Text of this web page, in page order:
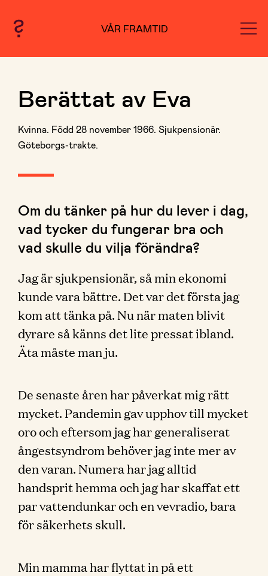
VÅR FRAMTID
Berättat av Eva
Kvinna. Född 28 november 1966. Sjukpensionär.
Göteborgs-trakte.
Om du tänker på hur du lever i dag,
vad tycker du fungerar bra och
vad skulle du vilja förändra?
Jag är sjukpensionär, så min ekonomi
kunde vara bättre. Det var det första jag
kom att tänka på. Nu när maten blivit
dyrare så känns det lite pressat ibland.
Äta måste man ju.
De senaste åren har påverkat mig rätt
mycket. Pandemin gav upphov till mycket
oro och eftersom jag har generaliserat
ångestsyndrom behöver jag inte mer av
den varan. Numera har jag alltid
handsprit hemma och jag har skaffat ett
par vattendunkar och en vevradio, bara
för säkerhets skull.
Min mamma har flyttat in på ett